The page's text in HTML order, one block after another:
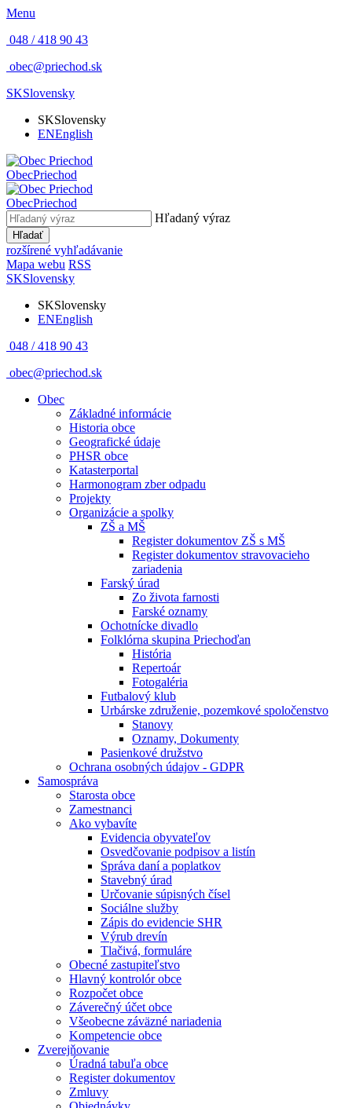
Menu
048 / 418 90 43
obec@priechod.sk
SKSlovensky
SKSlovensky
ENEnglish
ObecPriechod
ObecPriechod
Hľadaný výraz
Hľadať
rozšírené vyhľadávanie
Mapa webu RSS
SKSlovensky
SKSlovensky
ENEnglish
048 / 418 90 43
obec@priechod.sk
Obec
Základné informácie
Historia obce
Geografické údaje
PHSR obce
Katasterportal
Harmonogram zber odpadu
Projekty
Organizácie a spolky
ZŠ a MŠ
Register dokumentov ZŠ s MŠ
Register dokumentov stravovacieho
zariadenia
Farský úrad
Zo života farnosti
Farské oznamy
Ochotnícke divadlo
Folklórna skupina Priechoďan
História
Repertoár
Fotogaléria
Futbalový klub
Urbárske združenie, pozemkové spoločenstvo
Stanovy
Oznamy, Dokumenty
Pasienkové družstvo
Ochrana osobných údajov - GDPR
Samospráva
Starosta obce
Zamestnanci
Ako vybavíte
Evidencia obyvateľov
Osvedčovanie podpisov a listín
Správa daní a poplatkov
Stavebný úrad
Určovanie súpisných čísel
Sociálne služby
Zápis do evidencie SHR
Výrub drevín
Tlačivá, formuláre
Obecné zastupiteľstvo
Hlavný kontrolór obce
Rozpočet obce
Záverečný účet obce
Všeobecne záväzné nariadenia
Kompetencie obce
Zverejňovanie
Úradná tabuľa obce
Register dokumentov
Zmluvy